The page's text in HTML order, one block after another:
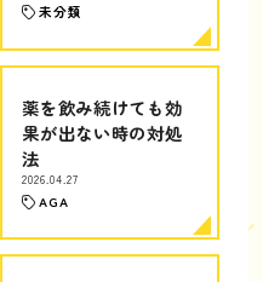
未分類
薬を飲み続けても効
果が出ない時の対処
法
2026.04.27
AGA